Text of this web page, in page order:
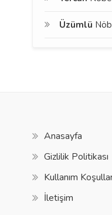
Üzümlü
Anasayfa
Gizlilik Politikası
Kullanım
İletişim